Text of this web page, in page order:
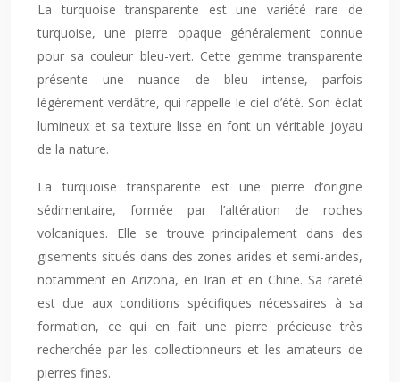
La turquoise transparente est une variété rare de
turquoise, une pierre opaque généralement connue
pour sa couleur bleu-vert. Cette gemme transparente
présente une nuance de bleu intense, parfois
légèrement verdâtre, qui rappelle le ciel d’été. Son éclat
lumineux et sa texture lisse en font un véritable joyau
de la nature.
La turquoise transparente est une pierre d’origine
sédimentaire, formée par l’altération de roches
volcaniques. Elle se trouve principalement dans des
gisements situés dans des zones arides et semi-arides,
notamment en Arizona, en Iran et en Chine. Sa rareté
est due aux conditions spécifiques nécessaires à sa
formation, ce qui en fait une pierre précieuse très
recherchée par les collectionneurs et les amateurs de
pierres fines.